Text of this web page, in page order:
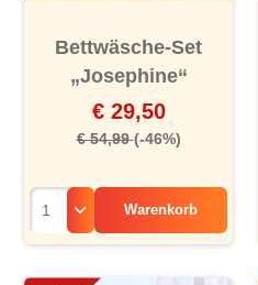
Bettwäsche-Set
„Josephine“
€ 29,50
€ 54,99(-46%)
Warenkorb